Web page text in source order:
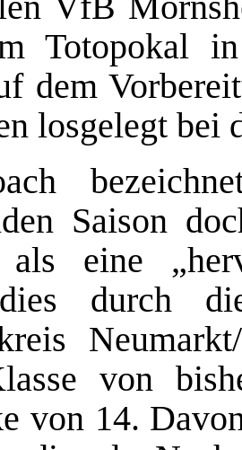
Totopokal
dem
losgelegt bei
Saison
als eine
durch
von
von 14.